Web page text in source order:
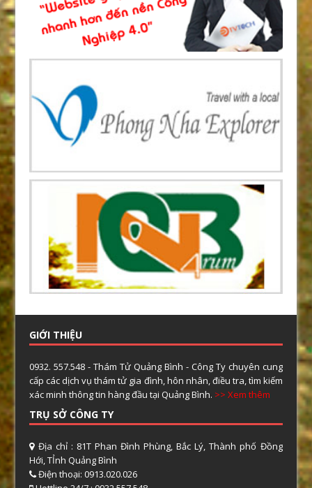
GIỚI THIỆU
0932. 557.548 - Thám Tử Quảng Bình - Công Ty chuyên cung
cấp các dịch vụ thám tử gia đình, hôn nhân, điều tra, tìm kiếm
xác minh thông tin hàng đầu tại Quảng Bình. >> Xem thêm
TRỤ SỞ CÔNG TY
Địa chỉ : 81T Phan Đình Phùng, Bắc Lý, Thành phố Đồng
Hới, TỈnh Quảng Bình
Điện thoại: 0913.020.026